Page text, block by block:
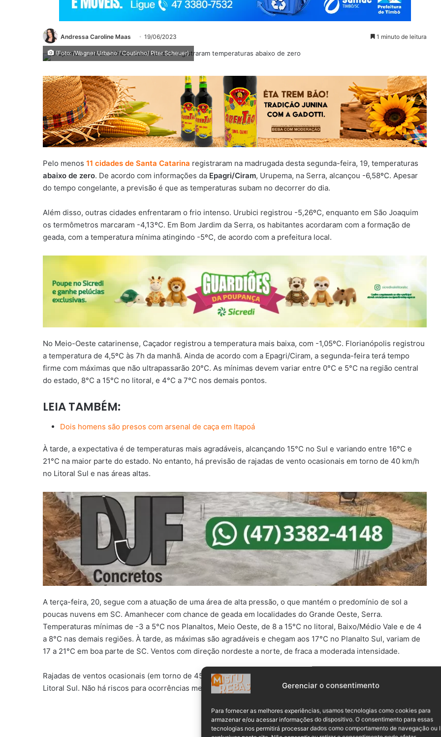
Gerenciar o consentimento
Para fornecer as melhores experiências, usamos tecnologias como cookies para
armazenar e/ou acessar informações do dispositivo. O consentimento para essas
tecnologias nos permitirá processar dados como comportamento de navegação ou
Andressa Caroline Maas 19/06/2023 1 minuto de leitura
(Foto: /Wagner Urbano / Coutinho/ Piter Scheuer)
Pelo menos 11 cidades de Santa Catarina registraram na madrugada desta segunda-feira, 19, temperaturas
abaixo de zero. De acordo com informações da Epagri/Ciram, Urupema, na Serra, alcançou -6,58ºC. Apesar
do tempo congelante, a previsão é que as temperaturas subam no decorrer do dia.
Além disso, outras cidades enfrentaram o frio intenso. Urubici registrou -5,26ºC, enquanto em São Joaquim
os termômetros marcaram -4,13ºC. Em Bom Jardim da Serra, os habitantes acordaram com a formação de
geada, com a temperatura mínima atingindo -5ºC, de acordo com a prefeitura local.
No Meio-Oeste catarinense, Caçador registrou a temperatura mais baixa, com -1,05ºC. Florianópolis registrou
a temperatura de 4,5ºC às 7h da manhã. Ainda de acordo com a Epagri/Ciram, a segunda-feira terá tempo
firme com máximas que não ultrapassarão 20°C. As mínimas devem variar entre 0°C e 5°C na região central
do estado, 8°C a 15°C no litoral, e 4°C a 7°C nos demais pontos.
LEIA TAMBÉM:
Dois homens são presos com arsenal de caça em Itapoá
À tarde, a expectativa é de temperaturas mais agradáveis, alcançando 15°C no Sul e variando entre 16°C e
21°C na maior parte do estado. No entanto, há previsão de rajadas de vento ocasionais em torno de 40 km/h
no Litoral Sul e nas áreas altas.
A terça-feira, 20, segue com a atuação de uma área de alta pressão, o que mantém o predomínio de sol a
poucas nuvens em SC. Amanhecer com chance de geada em localidades do Grande Oeste, Serra.
Temperaturas mínimas de -3 a 5°C nos Planaltos, Meio Oeste, de 8 a 15°C no litoral, Baixo/Médio Vale e de 4
a 8°C nas demais regiões. À tarde, as máximas são agradáveis e chegam aos 17°C no Planalto Sul, variam de
17 a 21°C em boa parte de SC. Ventos com direção nordeste a norte, de fraca a moderada intensidade.
Rajadas de ventos ocasionais (em torno de 45 km/h) em localidades da faixa litorânea da Grd. Florianópolis e
Litoral Sul. Não há riscos para ocorrências meteorológicas.